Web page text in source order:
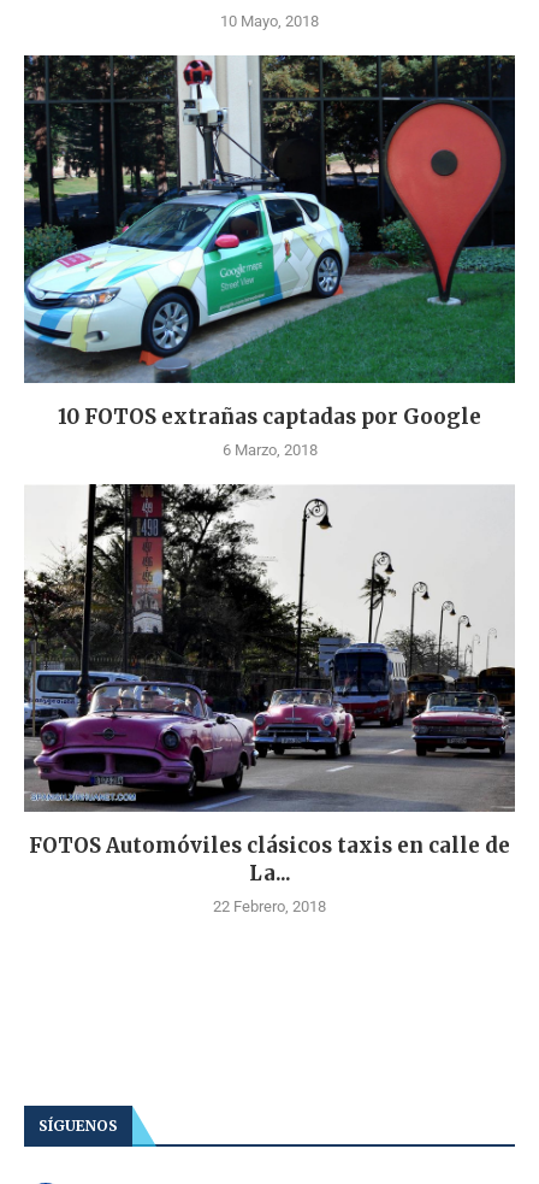
10 Mayo, 2018
10 FOTOS extrañas captadas por Google
6 Marzo, 2018
FOTOS Automóviles clásicos taxis en calle de
La...
22 Febrero, 2018
SÍGUENOS